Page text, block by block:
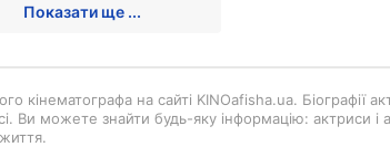
Показати ще ...
кінематографа на сайті KINOafisha.ua. Біографії
Ви можете знайти будь-яку інформацію: актриси і